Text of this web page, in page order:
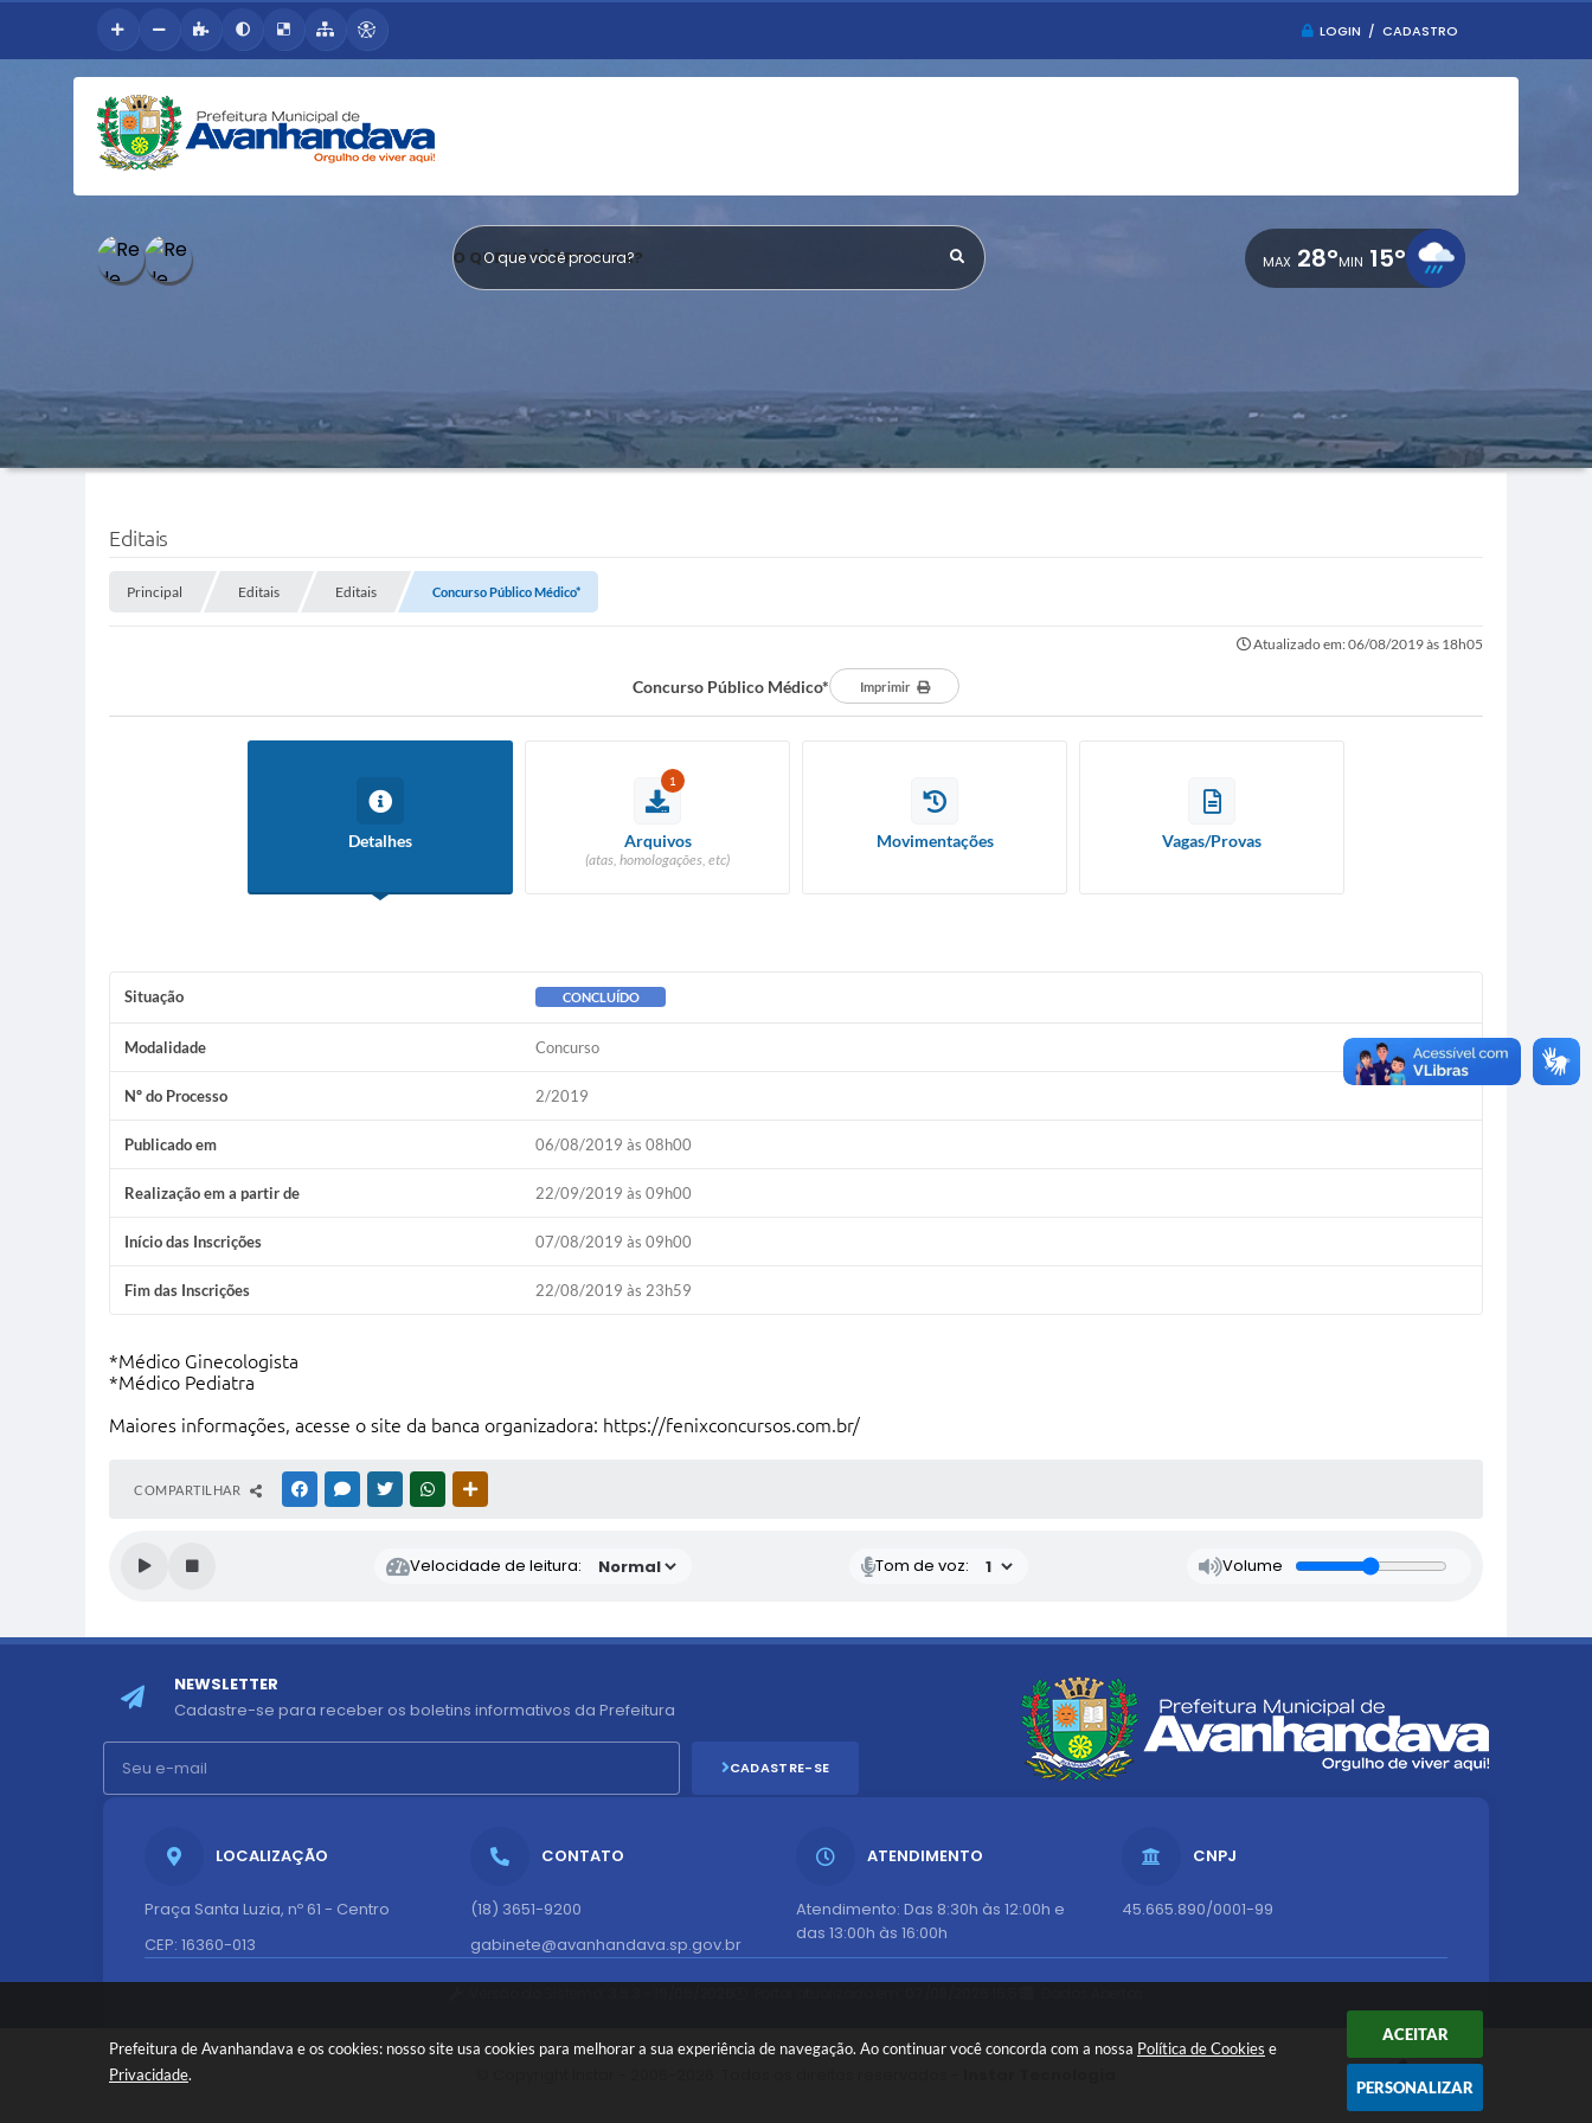
Prefeitura de Avanhandava e os cookies: nosso site usa cookies para melhorar a sua experiência de navegação. Ao continuar você concorda com a nossa Política de Cookies e
Privacidade.
ACEITAR
PERSONALIZAR
LOGIN / CADASTRO
O QUE VOCÊ PROCURA? 28° 15°
Editais
Principal Editais Editais Concurso Público Médico*
Atualizado em: 06/08/2019 às 18h05
Concurso Público Médico* Imprimir
Detalhes
1
Arquivos
(atas, homologações, etc)
Movimentações Vagas/Provas
Situação CONCLUÍDO
Modalidade Concurso
Nº do Processo 2/2019
Publicado em 06/08/2019 às 08h00
Realização em a partir de 22/09/2019 às 09h00
Início das Inscrições 07/08/2019 às 09h00
Fim das Inscrições 22/08/2019 às 23h59
*Médico Ginecologista
*Médico Pediatra
Maiores informações, acesse o site da banca organizadora: https://fenixconcursos.com.br/
COMPARTILHAR FACEBOOKMESSENGER
TWITTERWHATSAPP
Velocidade de leitura: Tom de voz: Volume
LOCALIZAÇÃO
Praça Santa Luzia, nº 61 - Centro
CEP: 16360-013
CONTATO
(18) 3651-9200
gabinete@avanhandava.sp.gov.br
ATENDIMENTO
Atendimento: Das 8:30h às 12:00h e
das 13:00h às 16:00h
CNPJ
45.665.890/0001-99
NEWSLETTER
Cadastre-se para receber os boletins informativos da Prefeitura
CADASTRE-SE